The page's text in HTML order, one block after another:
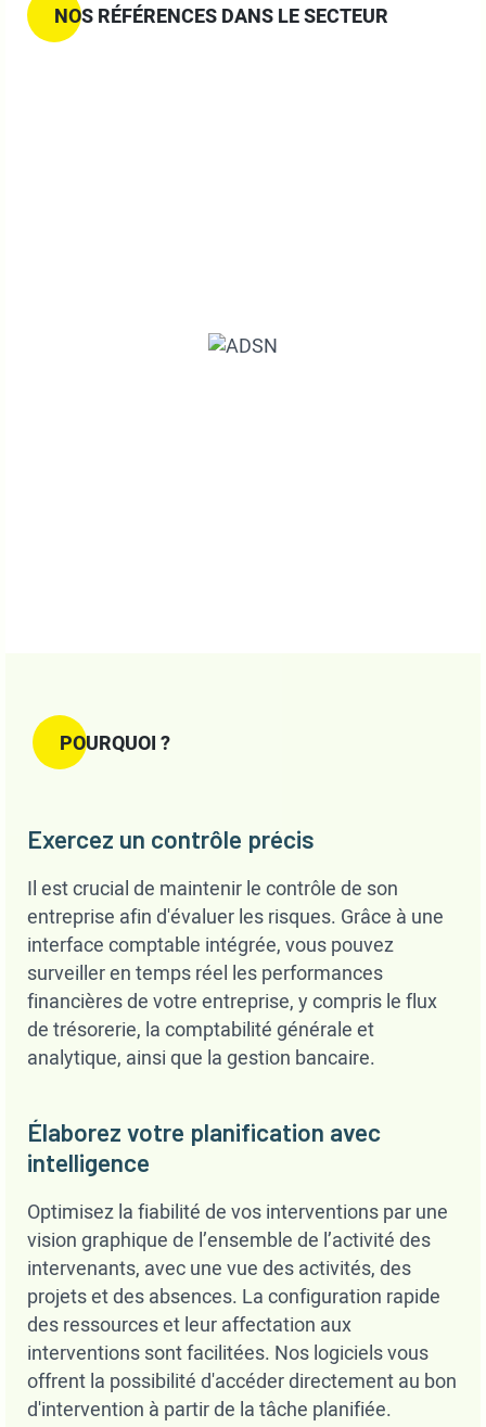
NOS RÉFÉRENCES DANS LE SECTEUR
POURQUOI ?
Exercez un contrôle précis
Il est crucial de maintenir le contrôle de son
entreprise afin d'évaluer les risques. Grâce à une
interface comptable intégrée, vous pouvez
surveiller en temps réel les performances
financières de votre entreprise, y compris le flux
de trésorerie, la comptabilité générale et
analytique, ainsi que la gestion bancaire.
Élaborez votre planification avec
intelligence
Optimisez la fiabilité de vos interventions par une
vision graphique de l’ensemble de l’activité des
intervenants, avec une vue des activités, des
projets et des absences. La configuration rapide
des ressources et leur affectation aux
interventions sont facilitées. Nos logiciels vous
offrent la possibilité d'accéder directement au bon
d'intervention à partir de la tâche planifiée.